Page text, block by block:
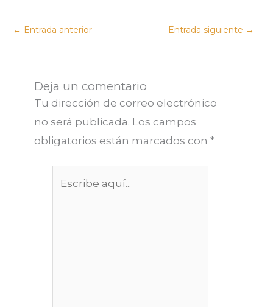
← Entrada anterior Entrada siguiente →
Deja un comentario
Tu dirección de correo electrónico
no será publicada. Los campos
obligatorios están marcados con *